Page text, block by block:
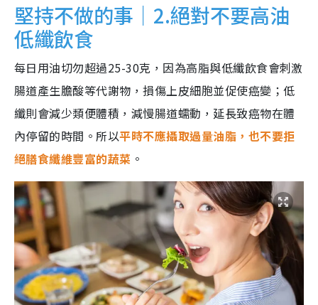
堅持不做的事｜2.絕對不要高油
低纖飲食
每日用油切勿超過25-30克，因為高脂與低纖飲食會刺激
腸道產生膽酸等代謝物，損傷上皮細胞並促使癌變；低
纖則會減少類便體積，減慢腸道蠕動，延長致癌物在體
內停留的時間。所以平時不應攝取過量油脂，也不要拒
絕膳食纖維豐富的蔬菜 。